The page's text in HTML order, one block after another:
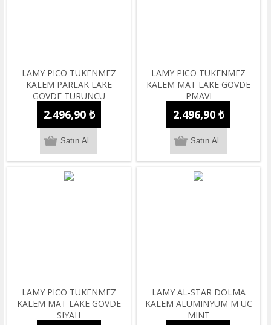
LAMY PICO TUKENMEZ
KALEM PARLAK LAKE
GOVDE TURUNCU
2.496,90 ₺
LAMY PICO TUKENMEZ
KALEM MAT LAKE GOVDE
PMAVI
2.496,90 ₺
LAMY PICO TUKENMEZ
KALEM MAT LAKE GOVDE
SIYAH
LAMY AL-STAR DOLMA
KALEM ALUMINYUM M UC
MINT